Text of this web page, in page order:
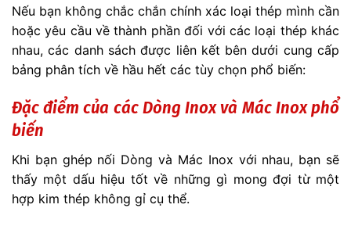
Nếu bạn không chắc chắn chính xác loại thép mình cần
hoặc yêu cầu về thành phần đối với các loại thép khác
nhau, các danh sách được liên kết bên dưới cung cấp
bảng phân tích về hầu hết các tùy chọn phổ biến:
Đặc điểm của các Dòng Inox và Mác Inox phổ
biến
Khi bạn ghép nối Dòng và Mác Inox với nhau, bạn sẽ
thấy một dấu hiệu tốt về những gì mong đợi từ một
hợp kim thép không gỉ cụ thể.